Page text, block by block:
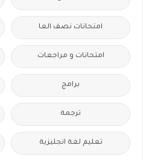
امتحانات نصف العا
امتحانات و مراجعات
برامج
ترجمة
تعليم لغة انجليزية